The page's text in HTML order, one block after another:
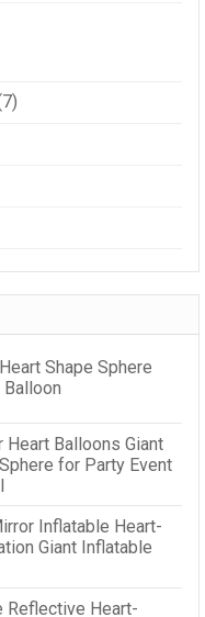
Shape Sphere
Balloons Giant
for Party Event
Inflatable Heart-
Giant Inflatable
Reflective Heart-